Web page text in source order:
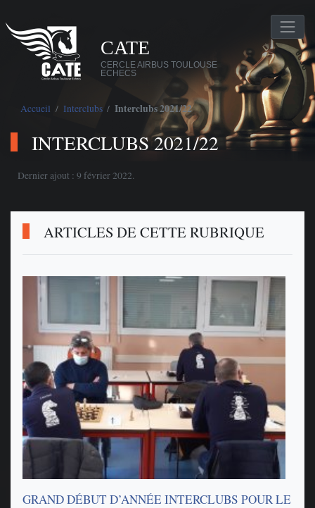
CATE
CERCLE AIRBUS TOULOUSE
ECHECS
Accueil Interclubs Interclubs 2021/22
INTERCLUBS 2021/22
Dernier ajout : 9 février 2022.
ARTICLES DE CETTE RUBRIQUE
GRAND DÉBUT D’ANNÉE INTERCLUBS POUR LE